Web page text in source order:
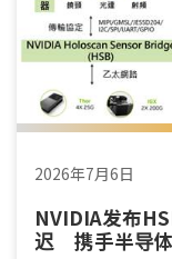
2026年7月6日
NVIDIA发布
迟 携手半导